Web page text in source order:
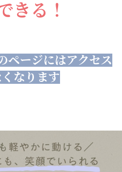
きる！
ページにはアクセス
なります